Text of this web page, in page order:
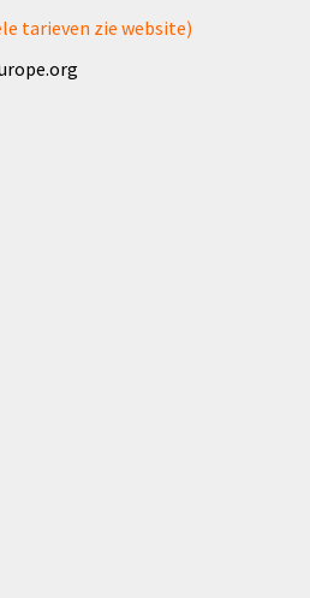
tarieven zie website)